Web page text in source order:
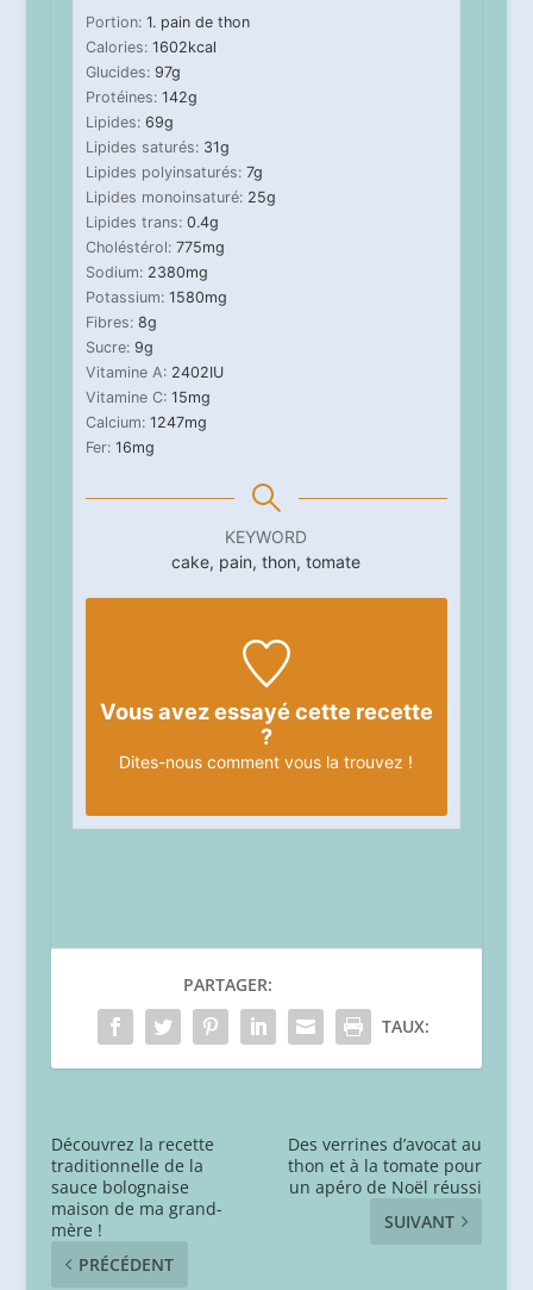
Portion: 1. pain de thon
Calories: 1602kcal
Glucides: 97g
Protéines: 142g
Lipides: 69g
Lipides saturés: 31g
Lipides polyinsaturés: 7g
Lipides monoinsaturé: 25g
Lipides trans: 0.4g
Choléstérol: 775mg
Sodium: 2380mg
Potassium: 1580mg
Fibres: 8g
Sucre: 9g
Vitamine A: 2402IU
Vitamine C: 15mg
Calcium: 1247mg
Fer: 16mg
KEYWORD
cake, pain, thon, tomate
Vous avez essayé cette recette
?
Dites-nous comment vous la trouvez !
PARTAGER:
TAUX:
Découvrez la recette
traditionnelle de la
sauce bolognaise
maison de ma grand-
mère !
PRÉCÉDENT
Des verrines d’avocat au
thon et à la tomate pour
un apéro de Noël réussi
SUIVANT